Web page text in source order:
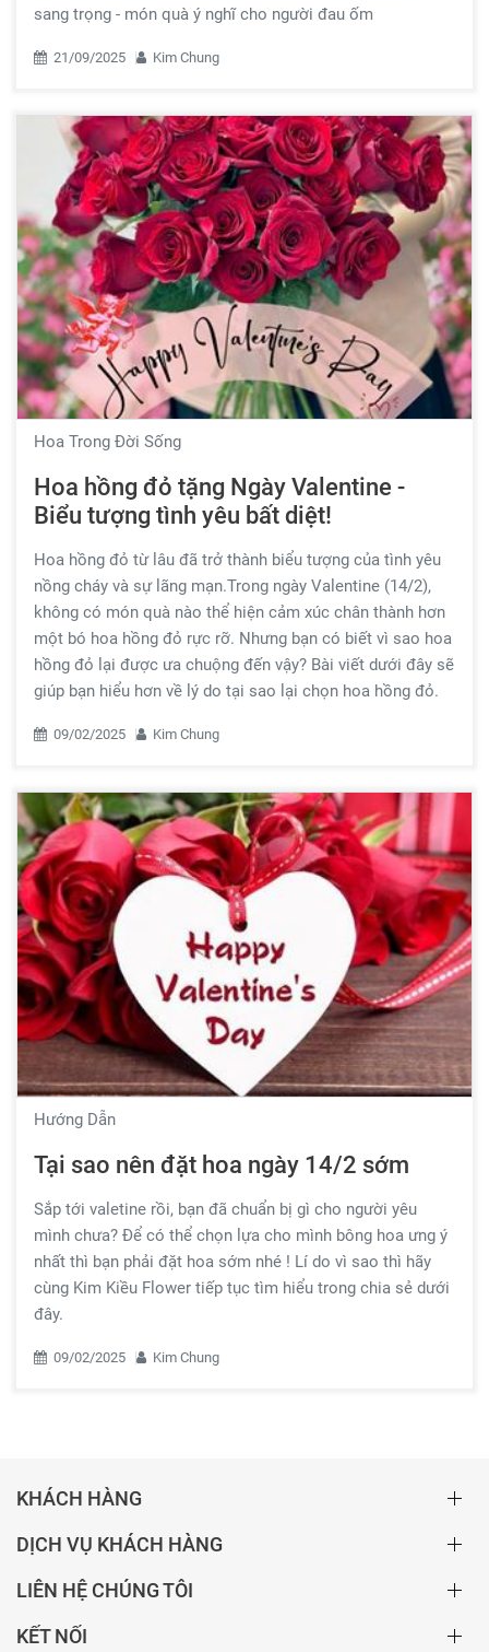
sang trọng - món quà ý nghĩ cho người đau ốm
21/09/2025 Kim Chung
Hoa Trong Đời Sống
Hoa hồng đỏ tặng Ngày Valentine -
Biểu tượng tình yêu bất diệt!
Hoa hồng đỏ từ lâu đã trở thành biểu tượng của tình yêu
nồng cháy và sự lãng mạn.Trong ngày Valentine (14/2),
không có món quà nào thể hiện cảm xúc chân thành hơn
một bó hoa hồng đỏ rực rỡ. Nhưng bạn có biết vì sao hoa
hồng đỏ lại được ưa chuộng đến vậy? Bài viết dưới đây sẽ
giúp bạn hiểu hơn về lý do tại sao lại chọn hoa hồng đỏ.
09/02/2025 Kim Chung
Hướng Dẫn
Tại sao nên đặt hoa ngày 14/2 sớm
Sắp tới valetine rồi, bạn đã chuẩn bị gì cho người yêu
mình chưa? Để có thể chọn lựa cho mình bông hoa ưng ý
nhất thì bạn phải đặt hoa sớm nhé ! Lí do vì sao thì hãy
cùng Kim Kiều Flower tiếp tục tìm hiểu trong chia sẻ dưới
đây.
09/02/2025 Kim Chung
KHÁCH HÀNG
DỊCH VỤ KHÁCH HÀNG
LIÊN HỆ CHÚNG TÔI
KẾT NỐI